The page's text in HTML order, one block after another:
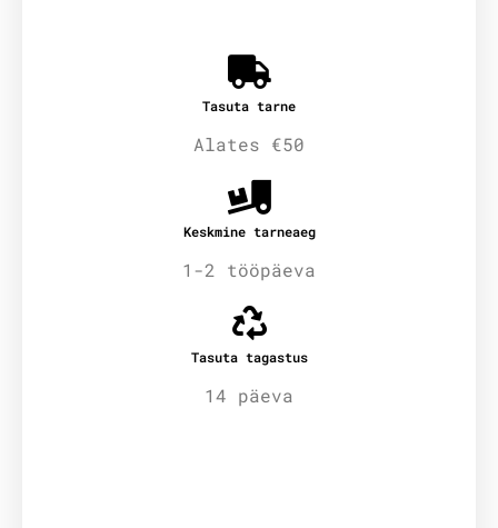
Tasuta tarne
Alates €50
Keskmine tarneaeg
1-2 tööpäeva
Tasuta tagastus
14 päeva